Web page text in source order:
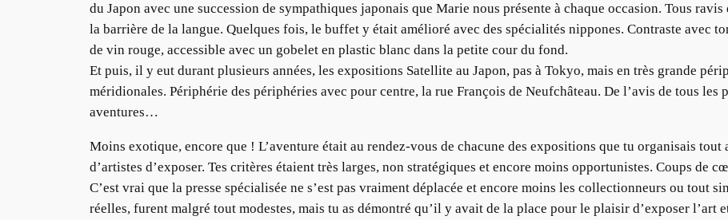
du Japon avec une succession de sympathiques japonais que Marie nous présente à chaque occasion. Tous
la barrière de la langue. Quelques fois, le buffet y était amélioré avec des spécialités nippones. Contraste avec
de vin rouge, accessible avec un gobelet en plastic blanc dans la petite cour du fond.
Et puis, il y eut durant plusieurs années, les expositions Satellite au Japon, pas à Tokyo, mais en très grande
méridionales. Périphérie des périphéries avec pour centre, la rue François de Neufchâteau. De l’avis de tous les
aventures…
Moins exotique, encore que ! L’aventure était au rendez-vous de chacune des expositions que tu organisais tout
d’artistes d’exposer. Tes critères étaient très larges, non stratégiques et encore moins opportunistes. Coups de
C’est vrai que la presse spécialisée ne s’est pas vraiment déplacée et encore moins les collectionneurs ou tout
réelles, furent malgré tout modestes, mais tu as démontré qu’il y avait de la place pour le plaisir d’exposer l’art